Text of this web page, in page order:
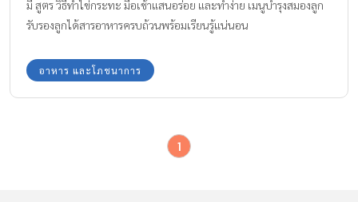
มี สูตร วิธีทำไข่กระทะ มื้อเช้าแสนอร่อย และทำง่าย เมนูบำรุงสมองลูก
รับรองลูกได้สารอาหารครบถ้วนพร้อมเรียนรู้แน่นอน
อาหาร และโภชนาการ
1